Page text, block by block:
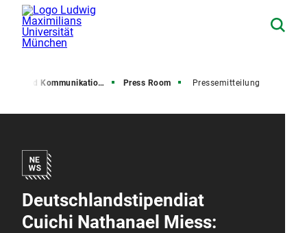
und Kommunikation (PuK) Press Room Pressemitteilung
Deutschlandstipendiat
Cuichi Nathanael Miess: